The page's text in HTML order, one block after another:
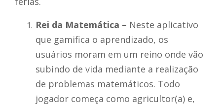
Rei da Matemática – Neste aplicativo
que gamifica o aprendizado, os
usuários moram em um reino onde vão
subindo de vida mediante a realização
de problemas matemáticos. Todo
jogador começa como agricultor(a) e,